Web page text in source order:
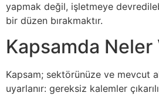
yapmak değil, işletmeye
bir düzen bırakmaktır.
Kapsamda Neler
Kapsam; sektörünüze ve mevcut
uyarlanır: gereksiz kalemler